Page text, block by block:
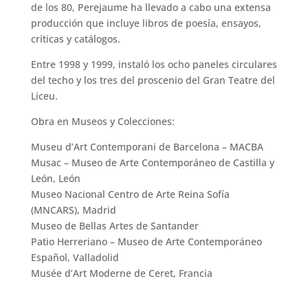
de los 80, Perejaume ha llevado a cabo una extensa
producción que incluye libros de poesía, ensayos,
críticas y catálogos.
Entre 1998 y 1999, instaló los ocho paneles circulares
del techo y los tres del proscenio del Gran Teatre del
Liceu.
Obra en Museos y Colecciones:
Museu d’Art Contemporani de Barcelona – MACBA
Musac – Museo de Arte Contemporáneo de Castilla y
León, León
Museo Nacional Centro de Arte Reina Sofía
(MNCARS), Madrid
Museo de Bellas Artes de Santander
Patio Herreriano – Museo de Arte Contemporáneo
Español, Valladolid
Musée d’Art Moderne de Ceret, Francia